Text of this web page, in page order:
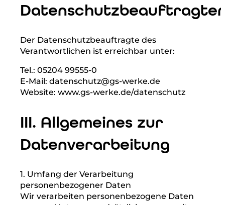
die:
Westernkamp 12
33803 Steinhagen
Tel.: 05204 99555-0
E-Mail: service@gs-werke.de
Website: www.gs-werke.de
II. Name und Anschrift
des
Der Datenschutzbeauftragte des